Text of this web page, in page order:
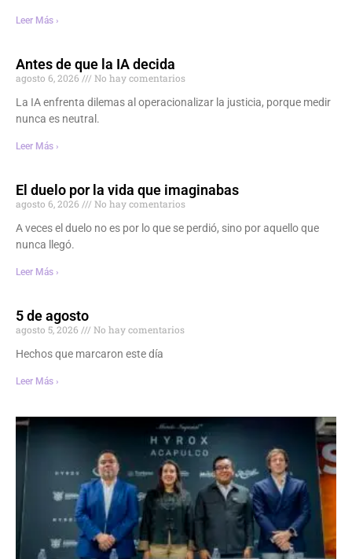
Leer Más ›
Antes de que la IA decida
agosto 6, 2026
No hay comentarios
La IA enfrenta dilemas al operacionalizar la justicia, porque medir
nunca es neutral.
Leer Más ›
El duelo por la vida que imaginabas
agosto 6, 2026
No hay comentarios
A veces el duelo no es por lo que se perdió, sino por aquello que
nunca llegó.
Leer Más ›
5 de agosto
agosto 5, 2026
No hay comentarios
Hechos que marcaron este día
Leer Más ›